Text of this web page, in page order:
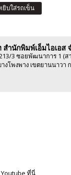
ยิบใส่รถเข็น
สำนักพิมพ์เอ็มไอเอส
3 ซอยพัฒนาการ 1 (ส
งโพงพาง เขตยานนาวา
ที่นี่